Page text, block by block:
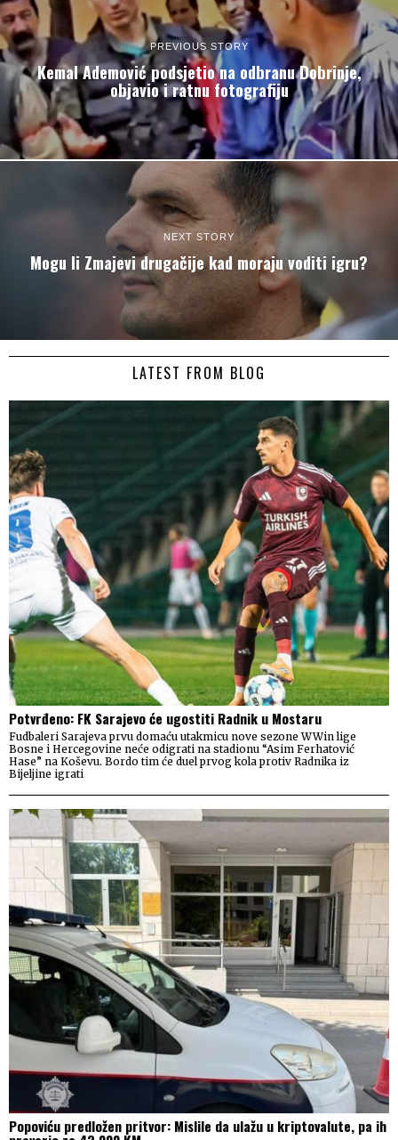
PREVIOUS STORY
Kemal Ademović podsjetio na odbranu Dobrinje,
objavio i ratnu fotografiju
NEXT STORY
Mogu li Zmajevi drugačije kad moraju voditi igru?
LATEST FROM BLOG
Potvrđeno: FK Sarajevo će ugostiti Radnik u Mostaru
Fudbaleri Sarajeva prvu domaću utakmicu nove sezone WWin lige
Bosne i Hercegovine neće odigrati na stadionu “Asim Ferhatović
Hase” na Koševu. Bordo tim će duel prvog kola protiv Radnika iz
Bijeljine igrati
Popoviću predložen pritvor: Mislile da ulažu u kriptovalute, pa ih